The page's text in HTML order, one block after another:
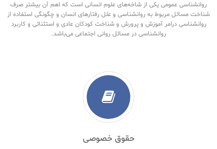
روانشناسی عمومی یکی از شاخه‌های علوم انسانی است که اهم آن بیشتر صرف
شناخت مسائل مربوط به روانشناسی و علل رفتارهای انسان و چگونگی استفاده از
روانشناسی درامر آموزش و پرورش و شناخت کودکان عادی و استثنائی و کاربرد
روانشناسی در مسائل روانی اجتماعی می‌باشد.
حقوق خصوصی